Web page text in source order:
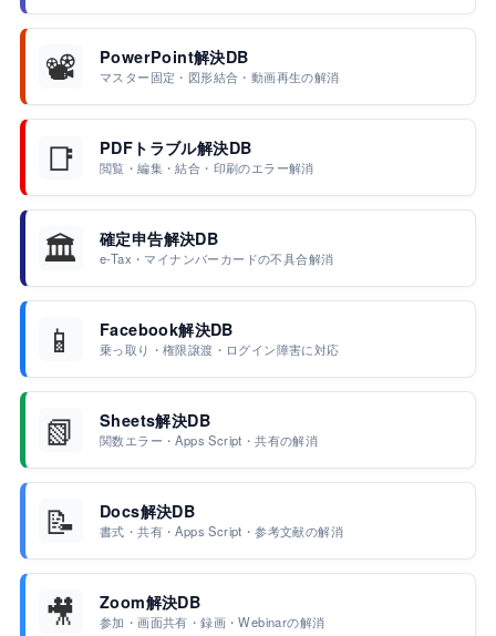
📽️ PowerPoint解決DB
マスター固定・図形結合・動画再生の解消
📑 PDFトラブル解決DB
閲覧・編集・結合・印刷のエラー解消
🏛️ 確定申告解決DB
e-Tax・マイナンバーカードの不具合解消
📱 Facebook解決DB
乗っ取り・権限譲渡・ログイン障害に対応
📗 Sheets解決DB
関数エラー・Apps Script・共有の解消
📝 Docs解決DB
書式・共有・Apps Script・参考文献の解消
🎥 Zoom解決DB
参加・画面共有・録画・Webinarの解消